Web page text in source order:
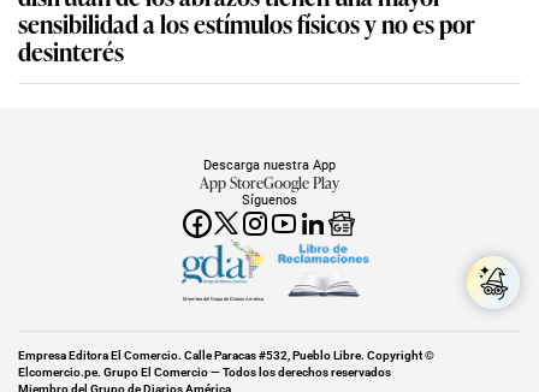
sensibilidad a los estímulos físicos y no es por
desinterés
Síguenos
Descarga nuestra App
App StoreGoogle Play
Miembro del Grupo de Diarios América
Empresa Editora El Comercio. Calle Paracas #532, Pueblo Libre. Copyright ©
Elcomercio.pe. Grupo El Comercio — Todos los derechos reservados
Miembro del Grupo de Diarios América